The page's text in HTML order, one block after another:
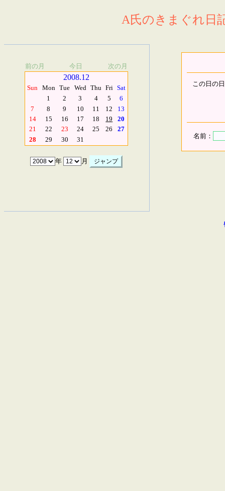
A氏のきまぐれ日
前の月 今日 次の月
2008.12
Sun Mon Tue Wed Thu Fri Sat
1
2 3 4 5
6
7
8 9 10 11 12
13
14
15 16 17 18 19
20
21
22 23 24 25 26
27
28
29 30 31
年 月
この日の
名前：